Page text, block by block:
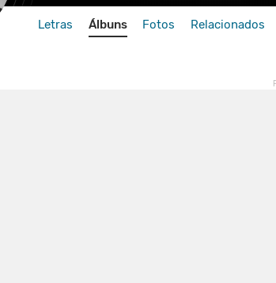
Letras Álbuns Fotos Relacionados